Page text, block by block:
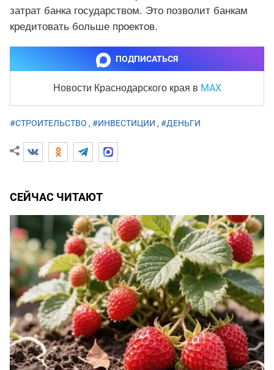
затрат банка государством. Это позволит банкам
кредитовать больше проектов.
ПОДПИСАТЬСЯ
Новости Краснодарского края в MAX
#СТРОИТЕЛЬСТВО , #ИНВЕСТИЦИИ , #ДЕНЬГИ
СЕЙЧАС ЧИТАЮТ